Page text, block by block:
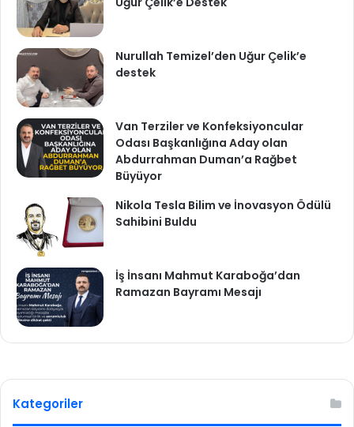
Nurullah Temizel’den Uğur Çelik’e
destek
Van Terziler ve Konfeksiyoncular
Odası Başkanlığına Aday olan
Abdurrahman Duman’a Rağbet
Büyüyor
Nikola Tesla Bilim ve İnovasyon Ödülü
Sahibini Buldu
İş İnsanı Mahmut Karaboğa’dan
Ramazan Bayramı Mesajı
Kategoriler